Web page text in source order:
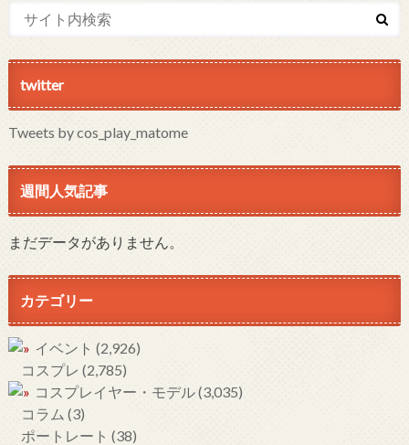
twitter
Tweets by cos_play_matome
週間人気記事
まだデータがありません。
カテゴリー
イベント (2,926)
コスプレ (2,785)
コスプレイヤー・モデル(3,035)
コラム (3)
ポートレート (38)